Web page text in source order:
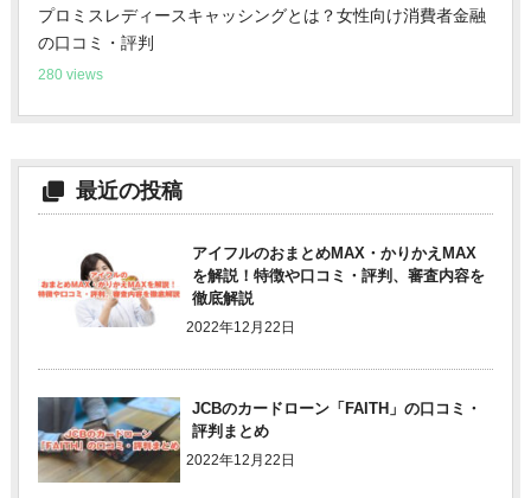
プロミスレディースキャッシングとは？女性向け消費者金融
の口コミ・評判
280 views
最近の投稿
アイフルのおまとめMAX・かりかえMAX
を解説！特徴や口コミ・評判、審査内容を
徹底解説
2022年12月22日
JCBのカードローン「FAITH」の口コミ・
評判まとめ
2022年12月22日